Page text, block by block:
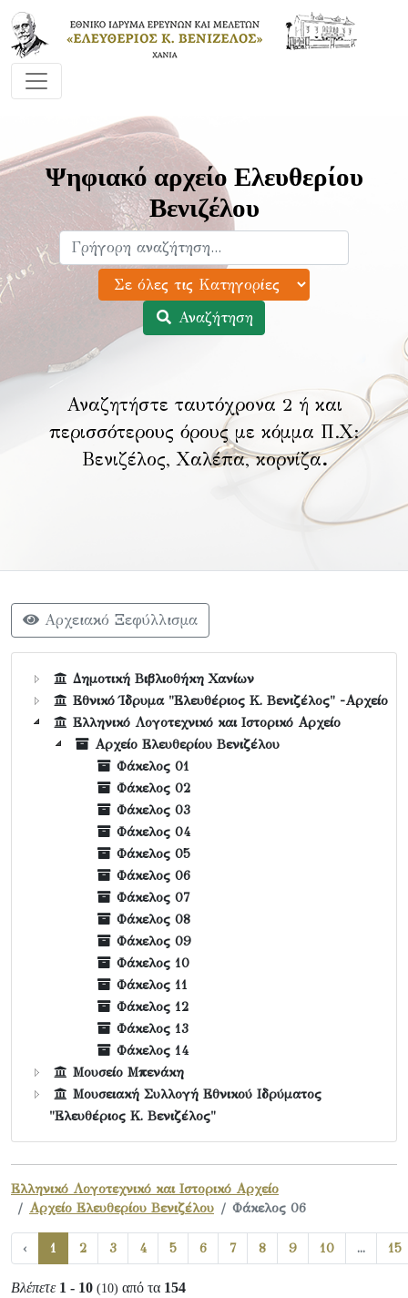
Ψηφιακό αρχείο Ελευθερίου
Βενιζέλου
Αναζήτηση
Αναζητήστε ταυτόχρονα 2 ή και
περισσότερους όρους με κόμμα Π.Χ:
Βενιζέλος, Χαλέπα, κορνίζα.
Αρχειακό Ξεφύλλισμα
Δημοτική Βιβλιοθήκη Χανίων
Εθνικό Ίδρυμα "Ελευθέριος Κ. Βενιζέλος" -Αρχείο
Ελληνικό Λογοτεχνικό και Ιστορικό Αρχείο
Αρχείο Ελευθερίου Βενιζέλου
Φάκελος 01
Φάκελος 02
Φάκελος 03
Φάκελος 04
Φάκελος 05
Φάκελος 06
Φάκελος 07
Φάκελος 08
Φάκελος 09
Φάκελος 10
Φάκελος 11
Φάκελος 12
Φάκελος 13
Φάκελος 14
Μουσείο Μπενάκη
Μουσειακή Συλλογή Εθνικού Ιδρύματος
"Ελευθέριος Κ. Βενιζέλος"
Ελληνικό Λογοτεχνικό και Ιστορικό Αρχείο
Αρχείο Ελευθερίου Βενιζέλου
Φάκελος 06
‹ 1 2 3 4 5 6 7 8 9 10 ... 15
Βλέπετε 1 - 10 (10) από τα 154